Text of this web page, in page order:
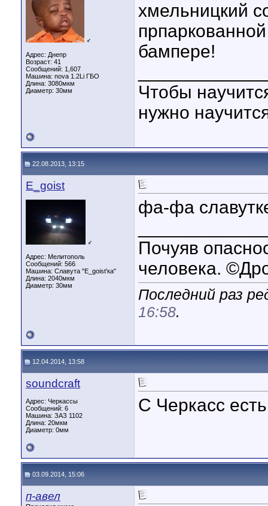
♂
Адрес: Днепр
Возраст: 41
Сообщений: 1,607
Машина: nova 1.2Li ГБО
Длина: 3080мкм
Диаметр: 30мм
хмельницкий
бампере!
Чтобы
нужно
22.08.2013, 13:15
E_goist
♂
Адрес: Мелитополь
Сообщений: 566
Машина: Славута "E_goist'ка"
Длина: 2040мкм
Диаметр: 30мм
фа-фа
Почуяв
человека.
Последний раз
16:58.
12.04.2014, 13:58
soundcraft
Адрес: Черкассы
Сообщений: 6
Машина: ЗАЗ 1102
Длина: 20мкм
Диаметр: 0мм
С Черкасс
03.09.2014, 15:06
п-авел